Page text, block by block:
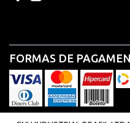
FORMAS DE